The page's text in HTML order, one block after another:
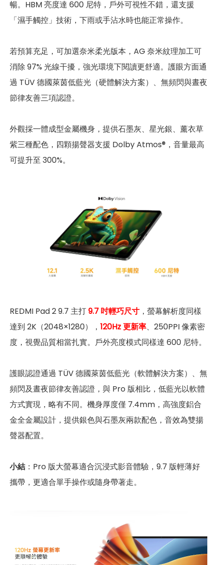
暢。HBM 亮度達 600 尼特，戶外可視性不錯，還支援
「濕手觸控」技術，下雨或手沾水時也能正常操作。
若預算充足，可加選奈米柔光版本，AG 奈米紋理加工可
消除 97% 光線干擾，強光環境下閱讀更舒適。護眼方面通
過 TÜV 德國萊茵低藍光（硬體解決方案）、無頻閃與晝夜
節律友善三項認證。
外觀採一體成型金屬機身，提供石墨灰、星光銀、薰衣草
紫三種配色，四顆揚聲器支援 Dolby Atmos®，音量最高
可提升至 300%。
REDMI Pad 2 9.7 主打9.7 吋輕巧尺寸 ，螢幕解析度同樣
達到 2K（2048×1280）， 120Hz 更新率、250PPI 像素密
度，視覺品質相當扎實。戶外亮度模式同樣達 600 尼特。
護眼認證通過 TÜV 德國萊茵低藍光（軟體解決方案）、無
頻閃及晝夜節律友善認證，與 Pro 版相比，低藍光以軟體
方式實現，略有不同。機身厚度僅 7.4mm，高強度鋁合
金全金屬設計，提供銀色與石墨灰兩款配色，音效為雙揚
聲器配置。
小結 ：Pro 版大螢幕適合沉浸式影音體驗，9.7 版輕薄好
攜帶，更適合單手操作或隨身帶著走。